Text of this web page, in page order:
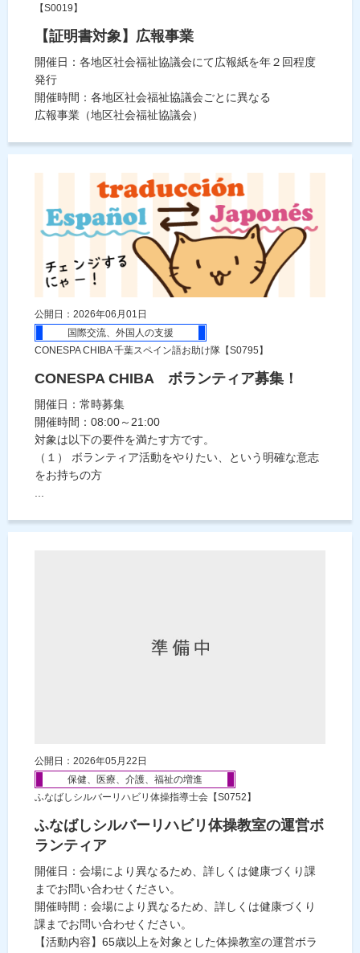
【S0019】
【証明書対象】広報事業
開催日：各地区社会福祉協議会にて広報紙を年２回程度
発行
開催時間：各地区社会福祉協議会ごとに異なる
広報事業（地区社会福祉協議会）
公開日：2026年06月01日
国際交流、外国人の支援
CONESPA CHIBA 千葉スペイン語お助け隊【S0795】
CONESPA CHIBA ボランティア募集！
開催日：常時募集
開催時間：08:00～21:00
対象は以下の要件を満たす方です。
（１） ボランティア活動をやりたい、という明確な意志
をお持ちの方
公開日：2026年05月22日
保健、医療、介護、福祉の増進
ふなばしシルバーリハビリ体操指導士会【S0752】
ふなばしシルバーリハビリ体操教室の運営ボ
ランティア
開催日：会場により異なるため、詳しくは健康づくり課
までお問い合わせください。
開催時間：会場により異なるため、詳しくは健康づくり
課までお問い合わせください。
【活動内容】65歳以上を対象とした体操教室の運営ボラ